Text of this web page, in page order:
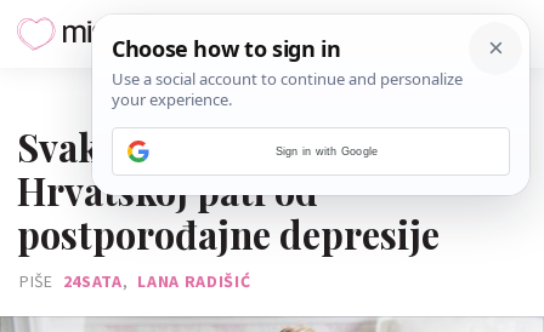
Svaka deseta majka u
Hrvatskoj pati od
postporođajne depresije
PIŠE 24SATA, LANA RADIŠIĆ
Sign in with Google